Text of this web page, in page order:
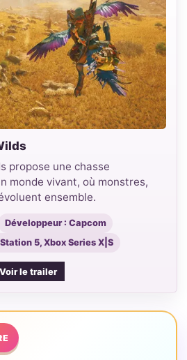
propose une chasse
monde vivant, où monstres,
ensemble.
Développeur : Capcom
5, Xbox Series X|S
Voir le trailer